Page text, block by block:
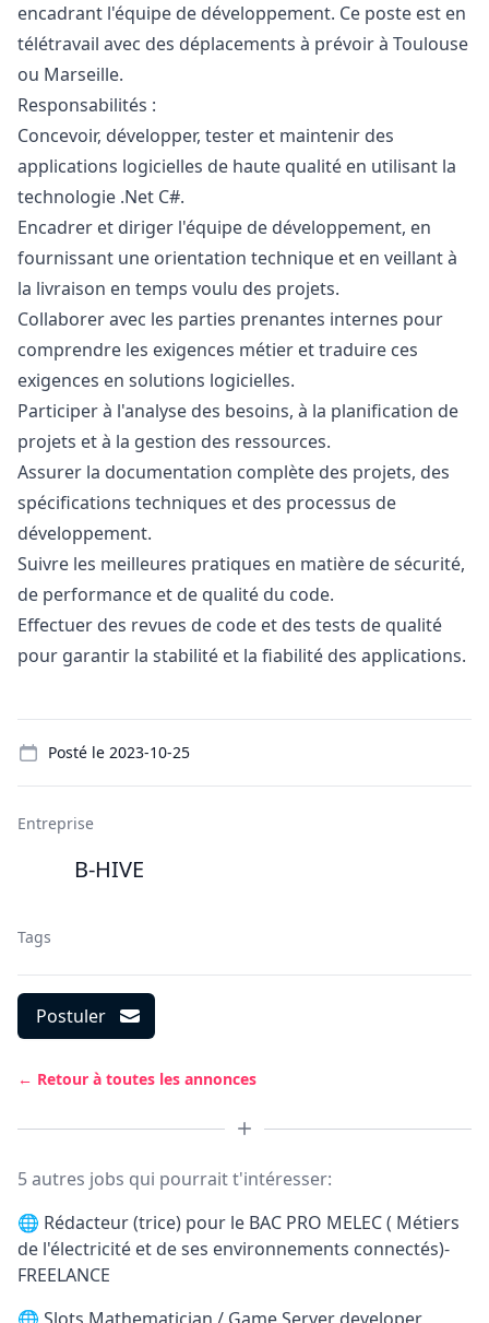
encadrant l'équipe de développement. Ce poste est en
télétravail avec des déplacements à prévoir à Toulouse
ou Marseille.
Responsabilités :
Concevoir, développer, tester et maintenir des
applications logicielles de haute qualité en utilisant la
technologie .Net C#.
Encadrer et diriger l'équipe de développement, en
fournissant une orientation technique et en veillant à
la livraison en temps voulu des projets.
Collaborer avec les parties prenantes internes pour
comprendre les exigences métier et traduire ces
exigences en solutions logicielles.
Participer à l'analyse des besoins, à la planification de
projets et à la gestion des ressources.
Assurer la documentation complète des projets, des
spécifications techniques et des processus de
développement.
Suivre les meilleures pratiques en matière de sécurité,
de performance et de qualité du code.
Effectuer des revues de code et des tests de qualité
pour garantir la stabilité et la fiabilité des applications.
Posté le 2023-10-25
Entreprise
B-HIVE
Tags
Postuler
← Retour à toutes les annonces
5 autres jobs qui pourrait t'intéresser:
🌐 Rédacteur (trice) pour le BAC PRO MELEC ( Métiers
de l'électricité et de ses environnements connectés)-
FREELANCE